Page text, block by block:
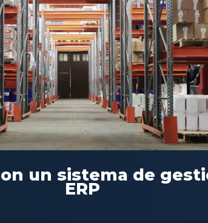
un sistema de
ERP